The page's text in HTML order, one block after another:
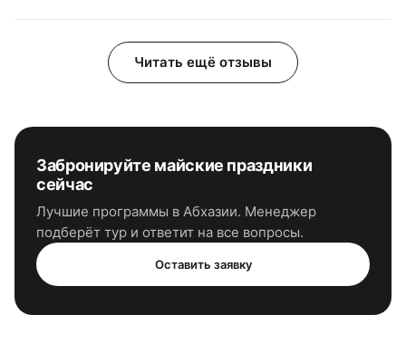
Читать ещё отзывы
Забронируйте майские праздники
сейчас
Лучшие программы в Абхазии. Менеджер
подберёт тур и ответит на все вопросы.
Оставить заявку